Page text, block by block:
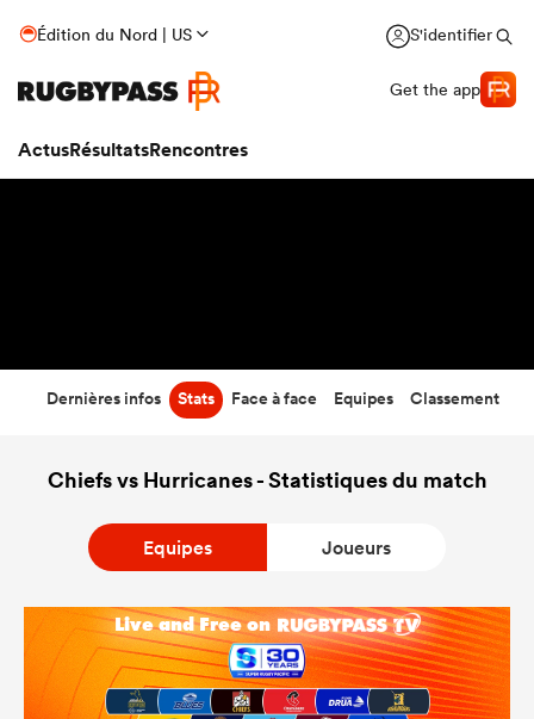
Édition du Nord | US S'identifier
Get the app
ActusRésultatsRencontres
Dernières infos Stats Face à face Equipes Classement
Chiefs vs Hurricanes - Statistiques du match
Equipes Joueurs